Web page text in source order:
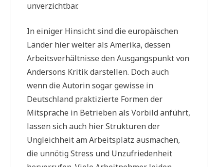
unverzichtbar.
In einiger Hinsicht sind die europäischen
Länder hier weiter als Amerika, dessen
Arbeitsverhältnisse den Ausgangspunkt von
Andersons Kritik darstellen. Doch auch
wenn die Autorin sogar gewisse in
Deutschland praktizierte Formen der
Mitsprache in Betrieben als Vorbild anführt,
lassen sich auch hier Strukturen der
Ungleichheit am Arbeitsplatz ausmachen,
die unnötig Stress und Unzufriedenheit